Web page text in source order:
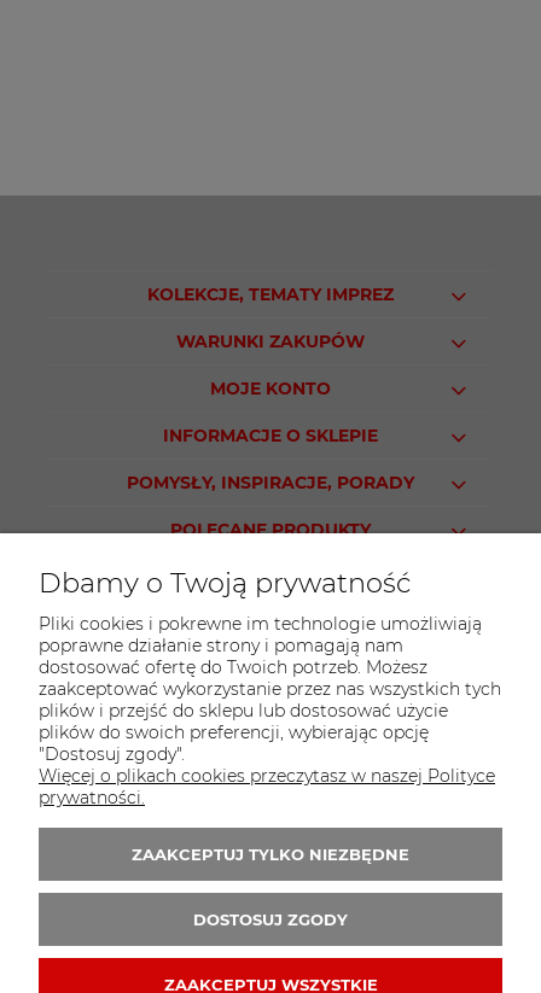
KOLEKCJE, TEMATY IMPREZ
WARUNKI ZAKUPÓW
MOJE KONTO
INFORMACJE O SKLEPIE
POMYSŁY, INSPIRACJE, PORADY
POLECANE PRODUKTY
KONTAKT
Sklep PARTY WORLD
ul. M.Kopernika 13
95-015 Głowno
tel.:
42 298-76-24
Zapisz się do newslettera
Dbamy o Twoją prywatność
Pliki cookies i pokrewne im technologie umożliwiają
poprawne działanie strony i pomagają nam
dostosować ofertę do Twoich potrzeb. Możesz
zaakceptować wykorzystanie przez nas wszystkich tych
plików i przejść do sklepu lub dostosować użycie
plików do swoich preferencji, wybierając opcję
"Dostosuj zgody".
Więcej o plikach cookies przeczytasz w naszej Polityce
prywatności.
ZAAKCEPTUJ TYLKO NIEZBĘDNE
DOSTOSUJ ZGODY
ZAAKCEPTUJ WSZYSTKIE